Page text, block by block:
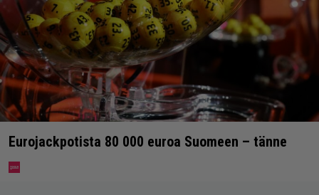
Eurojackpotista 80 000 euroa Suomeen – tänne